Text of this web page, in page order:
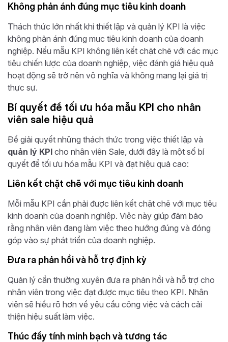
Không phản ánh đúng mục tiêu kinh doanh
Thách thức lớn nhất khi thiết lập và quản lý KPI là việc
không phản ánh đúng mục tiêu kinh doanh của doanh
nghiệp. Nếu mẫu KPI không liên kết chặt chẽ với các mục
tiêu chiến lược của doanh nghiệp, việc đánh giá hiệu quả
hoạt động sẽ trở nên vô nghĩa và không mang lại giá trị
thực sự.
Bí quyết để tối ưu hóa mẫu KPI cho nhân
viên sale hiệu quả
Để giải quyết những thách thức trong việc thiết lập và
quản lý KPI cho nhân viên Sale, dưới đây là một số bí
quyết để tối ưu hóa mẫu KPI và đạt hiệu quả cao:
Liên kết chặt chẽ với mục tiêu kinh doanh
Mỗi mẫu KPI cần phải được liên kết chặt chẽ với mục tiêu
kinh doanh của doanh nghiệp. Việc này giúp đảm bảo
rằng nhân viên đang làm việc theo hướng đúng và đóng
góp vào sự phát triển của doanh nghiệp.
Đưa ra phản hồi và hỗ trợ định kỳ
Quản lý cần thường xuyên đưa ra phản hồi và hỗ trợ cho
nhân viên trong việc đạt được mục tiêu theo KPI. Nhân
viên sẽ hiểu rõ hơn về yêu cầu công việc và cách cải
thiện hiệu suất làm việc.
Thúc đẩy tính minh bạch và tương tác